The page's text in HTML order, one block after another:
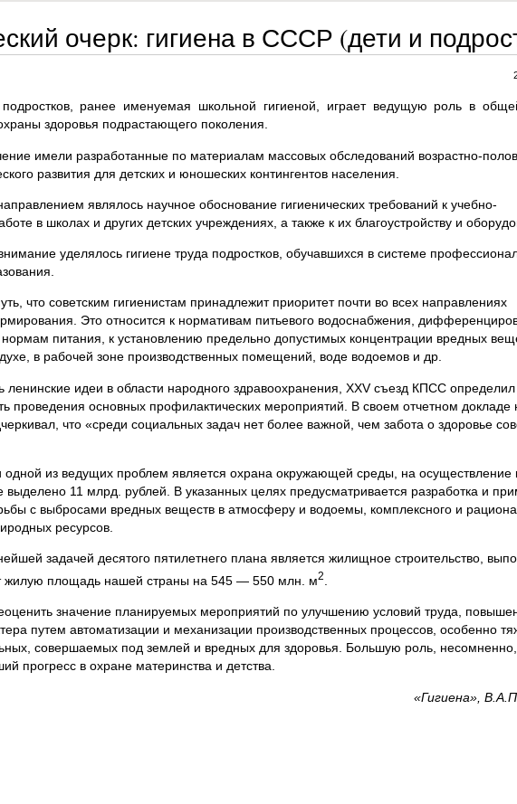
очерк: гигиена в СССР (дети и
ранее именуемая школьной гигиеной, играет ведущую роль в
здоровья подрастающего поколения.
имели разработанные по материалам массовых обследований возрастно-
развития для детских и юношеских контингентов населения.
являлось научное обоснование гигиенических требований к учебно-
в школах и других детских учреждениях, а также к их благоустройству и
уделялось гигиене труда подростков, обучавшихся в системе
что советским гигиенистам принадлежит приоритет почти во всех направлениях
Это относится к нормативам питьевого водоснабжения,
питания, к установлению предельно допустимых концентрации вредных
в рабочей зоне производственных помещений, воде водоемов и др.
ленинские идеи в области народного здравоохранения, XXV съезд КПСС определил
проведения основных профилактических мероприятий. В своем отчетном докладе
что «среди социальных задач нет более важной, чем забота о здоровье
из ведущих проблем является охрана окружающей среды, на осуществление
выделено 11 млрд. рублей. В указанных целях предусматривается разработка и
с выбросами вредных веществ в атмосферу и водоемы, комплексного и
ресурсов.
задачей десятого пятилетнего плана является жилищное строительство,
жилую площадь нашей страны на 545 — 550 млн. м2
значение планируемых мероприятий по улучшению условий труда,
путем автоматизации и механизации производственных процессов, особенно
совершаемых под землей и вредных для здоровья. Большую роль,
прогресс в охране материнства и детства.
«Гигиена»,